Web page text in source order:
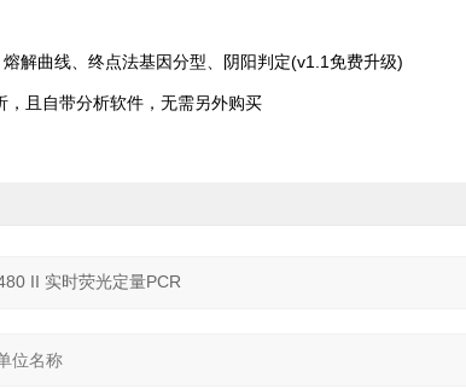
曲线、终点法基因分型、阴阳判定(v1.1免费升级)
且自带分析软件，无需另外购买